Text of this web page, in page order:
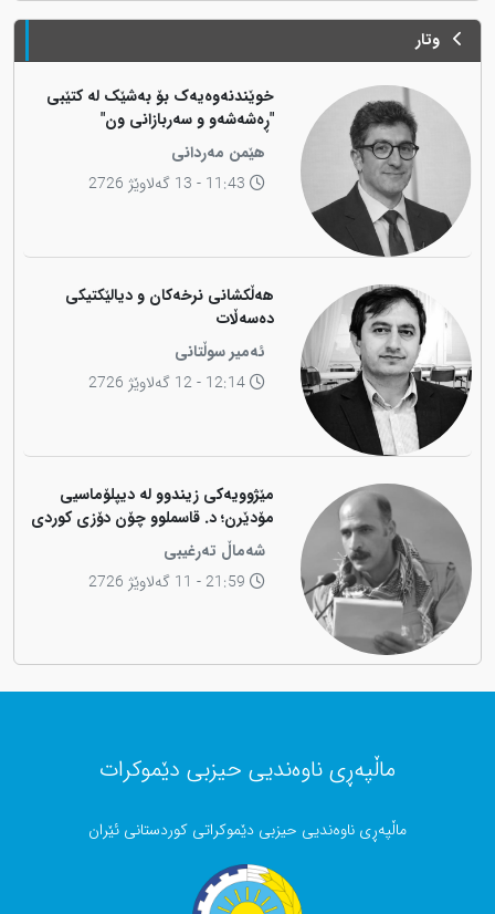
وتار
خوێندنەوەیەک بۆ بەشێک لە کتێبی
"ڕەشەشەو و سەربازانی ون"
هێمن مەردانی
هەڵکشانی نرخەکان و دیالێکتیکی
دەسەڵات
ئەمیر سوڵتانی
12:14 - 12 گەلاوێژ 2726
مێژوویەکی زیندوو لە دیپلۆماسیی
مۆدێرن؛ د. قاسملوو چۆن دۆزی کوردی
لە شاخەوە گواستەوە بۆ ناوەندە
بڕیاردەرەکانی جیهان؟
شەماڵ تەرغیبی
ماڵپەڕی ناوەندیی حیزبی دێموکرات
ماڵپەڕی ناوەندیی حیزبی دێموکراتی کوردستانی ئێران